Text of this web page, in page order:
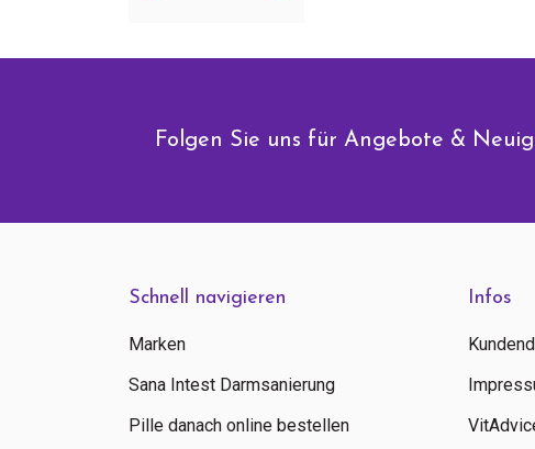
Folgen Sie uns für Angebote &
Schnell navigieren
Marken
Sana Intest Darmsanierung
Pille danach online bestellen
Infos